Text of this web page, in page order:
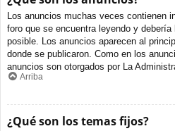
Los anuncios muchas veces contienen
foro que se encuentra leyendo y
posible. Los anuncios aparecen al
donde se publicaron. Como en los
anuncios son otorgados por La
Arriba
¿Qué son los temas fijos?